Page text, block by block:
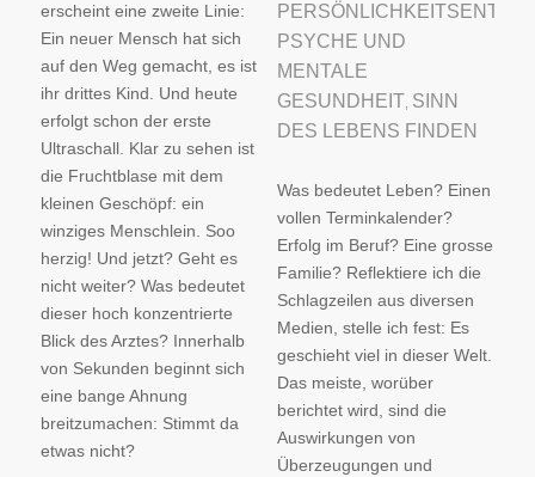
erscheint eine zweite Linie:
Ein neuer Mensch hat sich
auf den Weg gemacht, es ist
ihr drittes Kind. Und heute
erfolgt schon der erste
Ultraschall. Klar zu sehen ist
die Fruchtblase mit dem
kleinen Geschöpf: ein
winziges Menschlein. Soo
herzig! Und jetzt? Geht es
nicht weiter? Was bedeutet
dieser hoch konzentrierte
Blick des Arztes? Innerhalb
von Sekunden beginnt sich
eine bange Ahnung
breitzumachen: Stimmt da
etwas nicht?
PSYCHE UND
MENTALE
GESUNDHEIT SINN
DES LEBENS FINDEN
Was bedeutet Leben? Einen
vollen Terminkalender?
Erfolg im Beruf? Eine grosse
Familie? Reflektiere ich die
Schlagzeilen aus diversen
Medien, stelle ich fest: Es
geschieht viel in dieser Welt.
Das meiste, worüber
berichtet wird, sind die
Auswirkungen von
Überzeugungen und